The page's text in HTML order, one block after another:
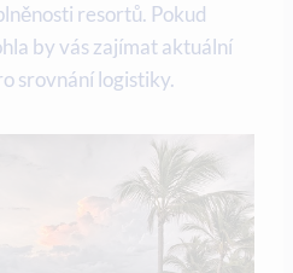
resortů. Pokud
by vás zajímat aktuální
srovnání logistiky.